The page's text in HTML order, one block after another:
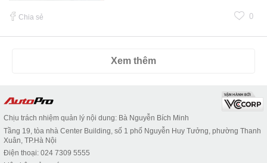
Chia sẻ 0
Xem thêm
Chịu trách nhiệm quản lý nội dung: Bà Nguyễn Bích Minh
Tầng 19, tòa nhà Center Building, số 1 phố Nguyễn Huy Tưởng, phường Thanh
Xuân, TP.Hà Nội
Điện thoại: 024 7309 5555